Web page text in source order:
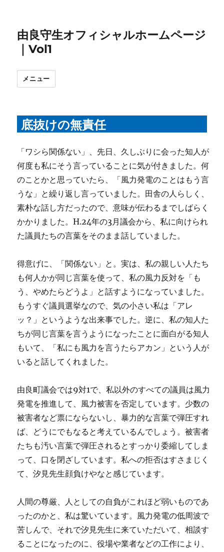
由良守生オフィシャルホームページ
｜Vol1
メニュー
底抜けの無責任
「ワシら関係ない」、先日、久しぶりに会った知人が
何度も私にそう言っていることに気が付きました。何
のことかと思っていたら、「風力発電のことはもう言
うな」と繰り返し言っていました。田舎の人らしく、
素朴な話し方だったので、意味が伝わるまでしばらく
かかりました。H.24年の3月議会から、私に向けられ
た議員たちの言葉をそのまま話していました。
得意げに、「関係ない」と。実は、私の親しい人たち
も何人かが同じ言葉を使って、私の風力反対を「も
う、やめたらどうよ」と話すようになっていました。
もうすぐ議員選挙なので、気の小さい私は「アレ
ッ？」というような出来事でした。逆に、私の知人た
ちが同じ言葉を言うようになったことに面白がる知人
もいて、「私にも風力を言うたらアカン」という人が
いると話してくれました。
由良町議会では9対1で、私以外のすべての議員は風力
発電を推進して、風力被害を否定しています。少数の
被害者など票にならないし、暴力的な言葉で弾圧すれ
ば、どうにでもなると考えているんでしょう。被害者
たちも汚い言葉で弾圧されるとすっかり委縮してしま
って、口を閉ざしています。私への拒否はすさまじく
て、汐見先生顔負けやなと感じています。
人間の尊厳、人としての自負がこれほど弱いものであ
ったのかと、私は驚いています。風力発電の低周波で
苦しんで、それで汐見先生に来ていただいて、相談す
ることになったのに、役場や業者などの工作により、